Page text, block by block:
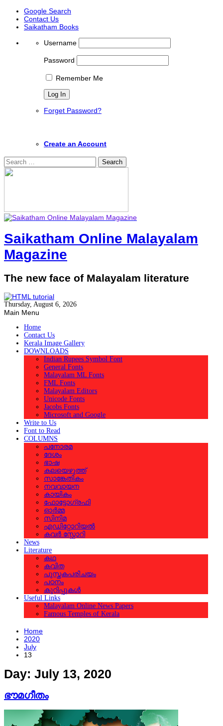
Google Search
Contact Us
Saikatham Books
Username
Password
Remember Me
Forget Password?
Create an Account
Search
for:
Saikatham Online Malayalam
Magazine
The new face of Malayalam literature
Thursday, August 6, 2026
Main Menu
Home
Contact Us
Kerala Image Gallery
DOWNLOADS
Indian Rupees Symbol Font
General Fonts
Malayalam ML Fonts
FML Fonts
Malayalam Editors
Unicode Fonts
Jacobs Fonts
Microsoft and Google
Write to Us
Font to Read
COLUMNS
പനോരമ
ദേശം
ഭാഷ
കലയെഴുത്ത്
സാങ്കേതികം
നവവായന
കായികം
ഫോട്ടോഗ്രഫി
ഓര്‍മ്മ
സിനിമ
എഡിറ്റോറിയല്‍
കവര്‍ സ്റ്റോറി
News
Literature
കഥ
കവിത
പുസ്തകപരിചയം
പഠനം
കുറിപ്പുകള്‍
Useful Links
Malayalam Online News Papers
Famous Temples of Kerala
Home
2020
July
13
Day: July 13, 2020
ഭൗമഗീതം